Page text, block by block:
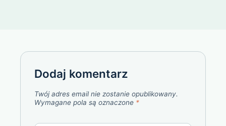
Dodaj komentarz
Twój adres email nie zostanie opublikowany.
Wymagane pola są oznaczone *